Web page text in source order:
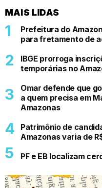
MAIS LIDAS
Prefeitura do
para fretamento de
IBGE prorroga
temporárias no
Omar defende que
a quem precisa em
Amazonas
Patrimônio de
Amazonas varia de
PF e EB localizam